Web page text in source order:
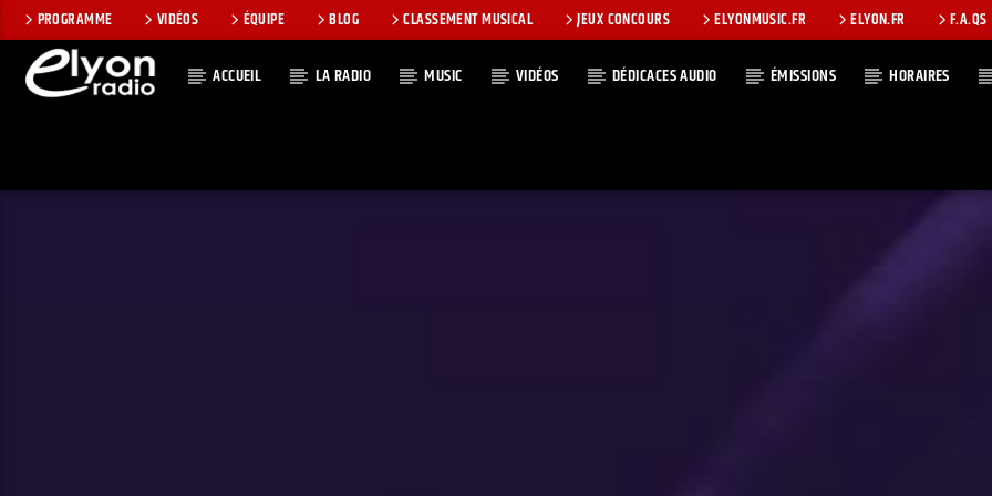
PROGRAMME VIDÉOS ÉQUIPE BLOG CLASSEMENT MUSICAL JEUX CONCOURS ELYONMUSIC.FR ELYON.FR F.A.QS
ACCUEIL LA RADIO MUSIC VIDÉOS DÉDICACES AUDIO ÉMISSIONS HORAIRES